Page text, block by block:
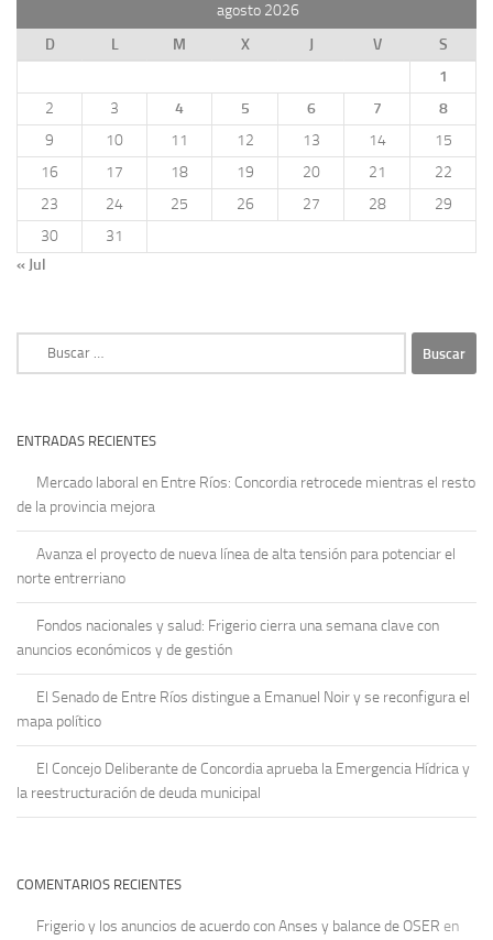
agosto 2026
D
L M X J V
S
1
2
3 4 5 6 7
8
9
10 11 12 13 14
15
16
17 18 19 20 21
22
23
24 25 26 27 28
29
30
31
« Jul
Buscar:
ENTRADAS RECIENTES
Mercado laboral en Entre Ríos: Concordia retrocede mientras el resto
de la provincia mejora
Avanza el proyecto de nueva línea de alta tensión para potenciar el
norte entrerriano
Fondos nacionales y salud: Frigerio cierra una semana clave con
anuncios económicos y de gestión
El Senado de Entre Ríos distingue a Emanuel Noir y se reconfigura el
mapa político
El Concejo Deliberante de Concordia aprueba la Emergencia Hídrica y
la reestructuración de deuda municipal
COMENTARIOS RECIENTES
Frigerio y los anuncios de acuerdo con Anses y balance de OSER en